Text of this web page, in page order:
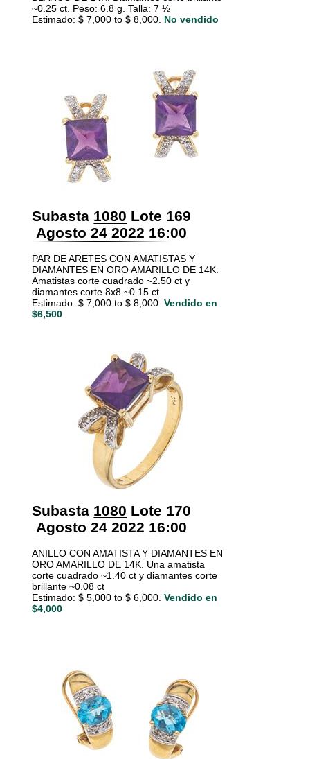
~0.25 ct. Peso: 6.8 g. Talla: 7 ½
Estimado: $ 7,000 to $ 8,000. No vendido
Subasta 1080 Lote 169
Agosto 24 2022 16:00
PAR DE ARETES CON AMATISTAS Y
DIAMANTES EN ORO AMARILLO DE 14K.
Amatistas corte cuadrado ~2.50 ct y
diamantes corte 8x8 ~0.15 ct
Estimado: $ 7,000 to $ 8,000. Vendido en
$6,500
Subasta 1080 Lote 170
Agosto 24 2022 16:00
ANILLO CON AMATISTA Y DIAMANTES EN
ORO AMARILLO DE 14K. Una amatista
corte cuadrado ~1.40 ct y diamantes corte
brillante ~0.08 ct
Estimado: $ 5,000 to $ 6,000. Vendido en
$4,000